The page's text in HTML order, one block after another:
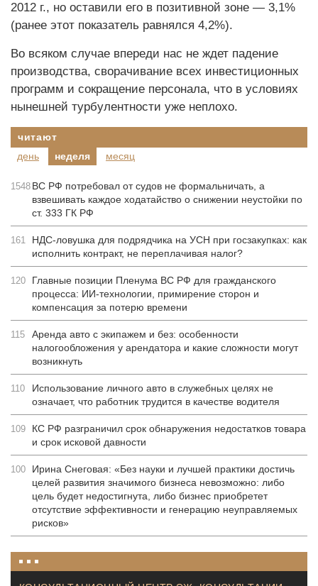
2012 г., но оставили его в позитивной зоне — 3,1%
(ранее этот показатель равнялся 4,2%).
Во всяком случае впереди нас не ждет падение
производства, сворачивание всех инвестиционных
программ и сокращение персонала, что в условиях
нынешней турбулентности уже неплохо.
читают
день
неделя месяц
1548 ВС РФ потребовал от судов не формальничать, а
взвешивать каждое ходатайство о снижении неустойки по
ст. 333 ГК РФ
161
НДС-ловушка для подрядчика на УСН при госзакупках: как
исполнить контракт, не переплачивая налог?
120
Главные позиции Пленума ВС РФ для гражданского
процесса: ИИ-технологии, примирение сторон и
компенсация за потерю времени
115
Аренда авто с экипажем и без: особенности
налогообложения у арендатора и какие сложности могут
возникнуть
110
Использование личного авто в служебных целях не
означает, что работник трудится в качестве водителя
109
КС РФ разграничил срок обнаружения недостатков товара
и срок исковой давности
100
Ирина Снеговая: «Без науки и лучшей практики достичь
целей развития значимого бизнеса невозможно: либо
цель будет недостигнута, либо бизнес приобретет
отсутствие эффективности и генерацию неуправляемых
рисков»